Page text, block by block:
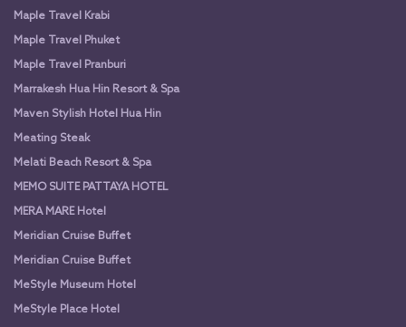
Maple Travel Krabi
Maple Travel Phuket
Maple Travel Pranburi
Marrakesh Hua Hin Resort & Spa
Maven Stylish Hotel Hua Hin
Meating Steak
Melati Beach Resort & Spa
MEMO SUITE PATTAYA HOTEL
MERA MARE Hotel
Meridian Cruise Buffet
Meridian Cruise Buffet
MeStyle Museum Hotel
MeStyle Place Hotel